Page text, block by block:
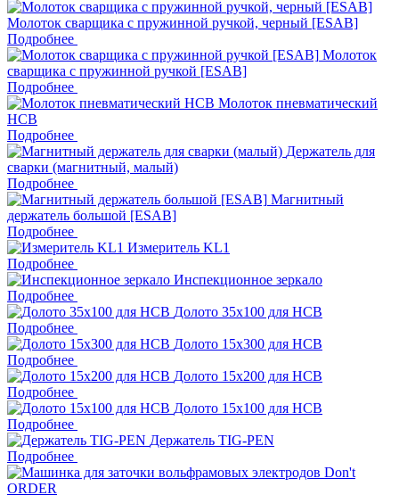
Молоток сварщика с пружинной ручкой, черный [ESAB]
Подробнее
Молоток
сварщика с пружинной ручкой [ESAB]
Подробнее
Молоток пневматический
HCB
Подробнее
Держатель для
сварки (магнитный, малый)
Подробнее
Магнитный
держатель большой [ESAB]
Подробнее
Измеритель KL1
Подробнее
Инспекционное зеркало
Подробнее
Долото 35x100 для HCB
Подробнее
Долото 15x300 для HCB
Подробнее
Долото 15x200 для HCB
Подробнее
Долото 15x100 для HCB
Подробнее
Держатель TIG-PEN
Подробнее